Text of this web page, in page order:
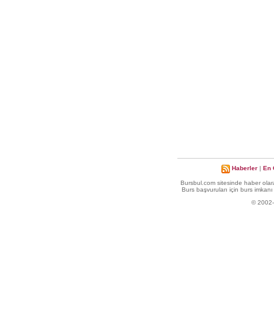
Haberler | En
Bursbul.com sitesinde haber
Burs başvuruları için burs
© 2002-